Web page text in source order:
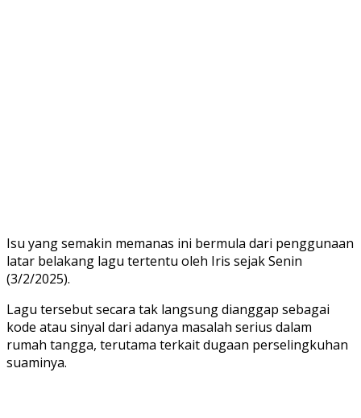
Isu yang semakin memanas ini bermula dari penggunaan
latar belakang lagu tertentu oleh Iris sejak Senin
(3/2/2025).
Lagu tersebut secara tak langsung dianggap sebagai
kode atau sinyal dari adanya masalah serius dalam
rumah tangga, terutama terkait dugaan perselingkuhan
suaminya.